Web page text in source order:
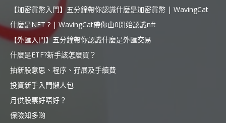
【加密貨幣入門】五分鐘帶你認識什麼是加密貨幣 | WavingCat
什麼是NFT ? | WavingCat帶你由0開始認識nft
【外匯入門】五分鐘帶你認識什麼是外匯交易
什麼是ETF?新手該怎麼買？
抽新股意思、程序、孖展及手續費
投資新手入門懶人包
月供股票好唔好？
保險知多啲